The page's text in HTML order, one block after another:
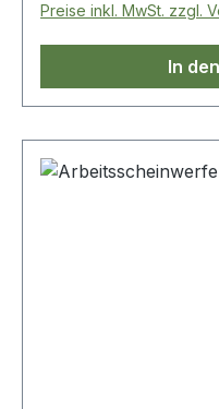
Preise inkl. MwSt. zzgl.
In